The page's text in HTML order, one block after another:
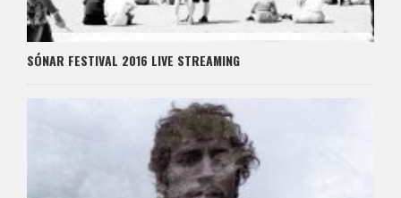
SÓNAR FESTIVAL 2016 LIVE STREAMING